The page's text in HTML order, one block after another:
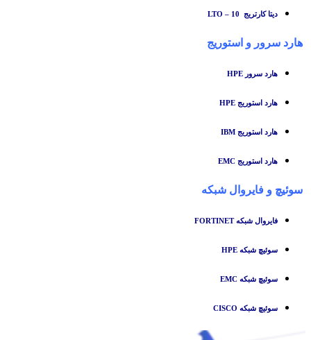
دیتا کارتریج LTO – 10
هارد سرور و استوریج
هارد سرور HPE
هارد استوریج HPE
هارد استوریج IBM
هارد استوریج EMC
سوئیچ و فایروال شبکه
فایروال شبکه FORTINET
سوئیچ شبکه HPE
سوئیچ شبکه EMC
سوئیچ شبکه CISCO